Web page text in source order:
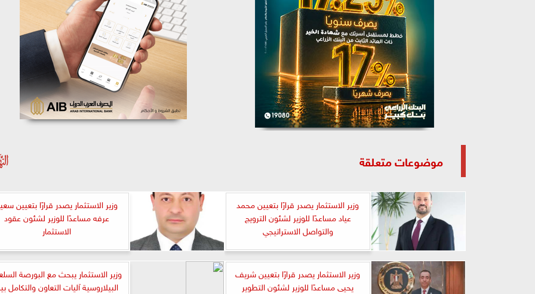
موضوعات متعلقة
وزير الاستثمار يصدر قرارًا بتعيين محمد
عياد مساعدًا للوزير لشئون الترويج
والتواصل الاستراتيجي
وزير الاستثمار يصدر قرارًا بتعيين
عرفه مساعدًا للوزير لشئون عقود
الاستثمار
وزير الاستثمار يصدر قرارًا بتعيين شريف
يحيى مساعدًا للوزير لشئون التطوير
وزير الاستثمار يبحث مع البورصة
البيلاروسية آليات التعاون والتكامل